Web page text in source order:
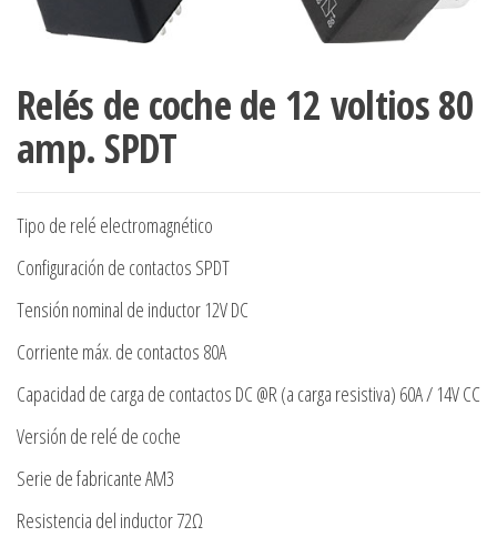
Relés de coche de 12 voltios 80
amp. SPDT
Tipo de relé electromagnético
Configuración de contactos SPDT
Tensión nominal de inductor 12V DC
Corriente máx. de contactos 80A
Capacidad de carga de contactos DC @R (a carga resistiva) 60A / 14V CC
Versión de relé de coche
Serie de fabricante AM3
Resistencia del inductor 72Ω